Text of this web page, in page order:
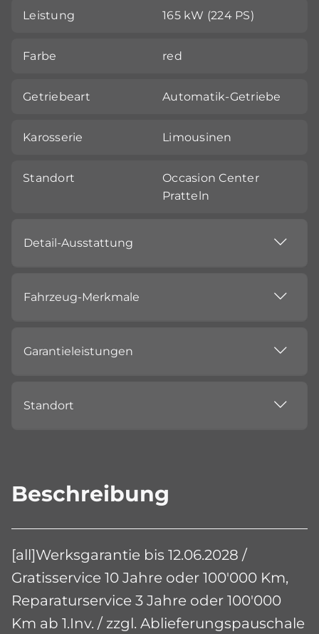
Leistung 165 kW (224 PS)
Farbe red
Getriebeart Automatik-Getriebe
Karosserie Limousinen
Standort
Occasion Center
Pratteln
Detail-Ausstattung
Fahrzeug-Merkmale
Garantieleistungen
Standort
Beschreibung
[all]Werksgarantie bis 12.06.2028 /
Gratisservice 10 Jahre oder 100'000 Km,
Reparaturservice 3 Jahre oder 100'000
Km ab 1.Inv. / zzgl. Ablieferungspauschale